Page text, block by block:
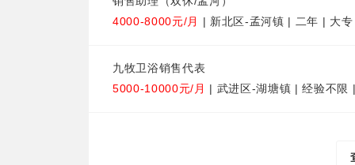
4000-8000元/月
| 新北区-孟河镇 | 二年 | 大专
九牧卫浴销售代表
5000-10000元/月 | 武进区-湖塘镇 | 经验不限